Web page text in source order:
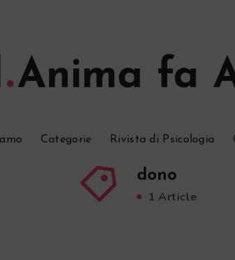
Anima fa
Categorie Rivista di Psicologia
dono
1 Article